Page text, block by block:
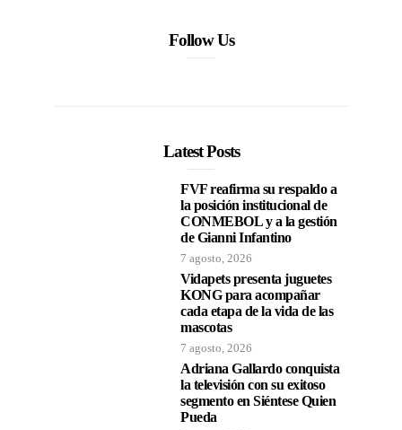
Follow Us
Latest Posts
FVF reafirma su respaldo a
la posición institucional de
CONMEBOL y a la gestión
de Gianni Infantino
7 agosto, 2026
Vidapets presenta juguetes
KONG para acompañar
cada etapa de la vida de las
mascotas
7 agosto, 2026
Adriana Gallardo conquista
la televisión con su exitoso
segmento en Siéntese Quien
Pueda